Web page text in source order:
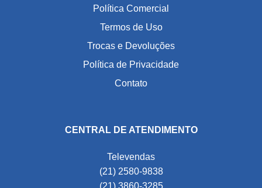
Política Comercial
Termos de Uso
Trocas e Devoluções
Política de Privacidade
Contato
CENTRAL DE ATENDIMENTO
Televendas
(21) 2580-9838
(21) 3860-3285